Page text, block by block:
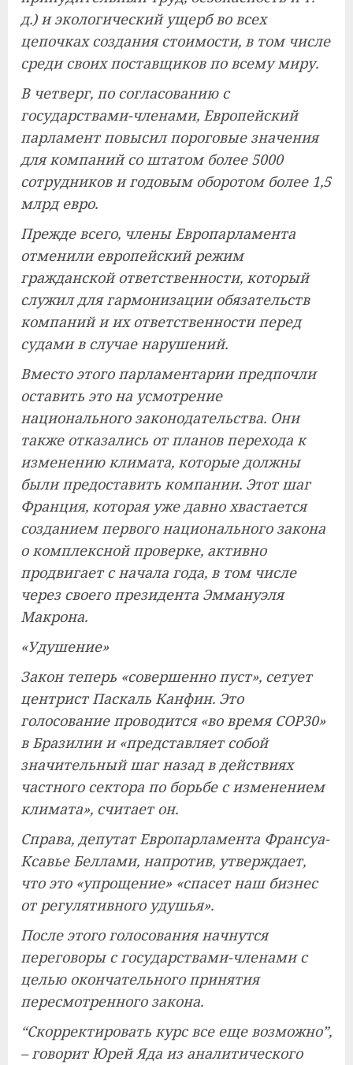
д.) и экологический ущерб во всех
цепочках создания стоимости, в том числе
среди своих поставщиков по всему миру.
В четверг, по согласованию с
государствами-членами, Европейский
парламент повысил пороговые значения
для компаний со штатом более 5000
сотрудников и годовым оборотом более 1,5
млрд евро.
Прежде всего, члены Европарламента
отменили европейский режим
гражданской ответственности, который
служил для гармонизации обязательств
компаний и их ответственности перед
судами в случае нарушений.
Вместо этого парламентарии предпочли
оставить это на усмотрение
национального законодательства. Они
также отказались от планов перехода к
изменению климата, которые должны
были предоставить компании. Этот шаг
Франция, которая уже давно хвастается
созданием первого национального закона
о комплексной проверке, активно
продвигает с начала года, в том числе
через своего президента Эммануэля
Макрона.
«Удушение»
Закон теперь «совершенно пуст», сетует
центрист Паскаль Канфин. Это
голосование проводится «во время COP30»
в Бразилии и «представляет собой
значительный шаг назад в действиях
частного сектора по борьбе с изменением
климата», считает он.
Справа, депутат Европарламента Франсуа-
Ксавье Беллами, напротив, утверждает,
что это «упрощение» «спасет наш бизнес
от регулятивного удушья».
После этого голосования начнутся
переговоры с государствами-членами с
целью окончательного принятия
пересмотренного закона.
“Скорректировать курс все еще возможно”,
– говорит Юрей Яда из аналитического